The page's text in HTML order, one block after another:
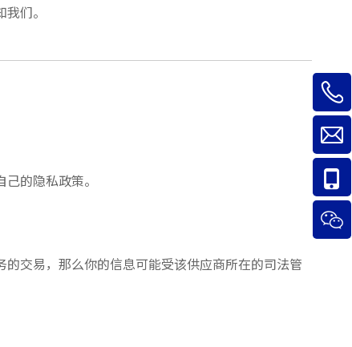
们。
的隐私政策。
交易，那么你的信息可能受该供应商所在的司法管